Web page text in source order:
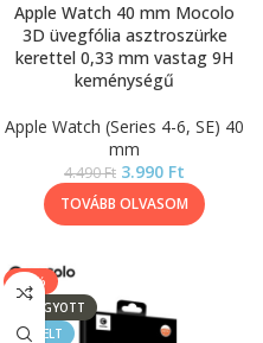
Apple Watch 40 mm Mocolo
3D üvegfólia asztroszürke
kerettel 0,33 mm vastag 9H
keménységű
Apple Watch (Series 4-6, SE) 40
mm
4.490Ft 3.990 Ft
TOVÁBB OLVASOM
-63%
ELFOGYOTT
KIEMELT